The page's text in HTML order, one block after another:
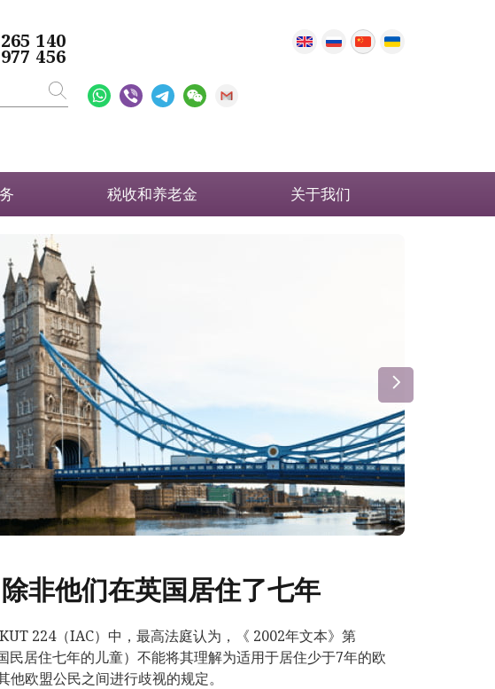
140
456
税收和养老金 关于我们
非他们在英国居住了七年
224（IAC）中，最高法庭认为，《 2002年文本》第
居住七年的儿童）不能将其理解为适用于居住少于7年的欧
欧盟公民之间进行歧视的规定。